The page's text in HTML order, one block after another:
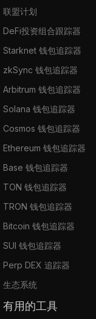
联盟计划
DeFi投资组合跟踪器
Starknet 钱包追踪器
zkSync 钱包追踪器
Arbitrum 钱包追踪器
Solana 钱包追踪器
Cosmos 钱包追踪器
Ethereum 钱包追踪器
Base 钱包追踪器
TON 钱包追踪器
TRON 钱包追踪器
Bitcoin 钱包追踪器
SUI 钱包追踪器
Perp DEX 追踪器
生态系统
有用的工具